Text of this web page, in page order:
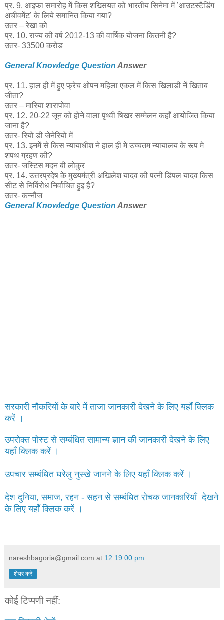
प्र. 9. आइफा समारोह में किस शख्सियत को भारतीय सिनेमा में ’आउटस्टैडिंग
अचीवमेंट’ के लिये समानित किया गया?
उतर – रेखा को
प्र. 10. राज्य की वर्ष 2012-13 की वार्षिक योजना कितनी है?
उतर- 33500 करोड
General Knowledge Question Answer
प्र. 11. हाल ही में हुए फ्रेच ओपन महिला एकल में किस खिलाडी नें खिताब
जीता?
उतर – मारिया शारापोवा
प्र. 12. 20-22 जून को होने वाला पृथ्वी षिखर सम्मेलन कहाँ आयोजित किया
जाना है?
उतर- रियो डी जेनेरियो में
प्र. 13. इनमें से किस न्यायाधीश ने हाल ही मे उच्चतम न्यायालय के रूप मे
शपथ ग्रहण की?
उतर- जस्टिस मदन बी लोकुर
प्र. 14. उत्तरप्रदेष के मुख्यमंत्री अखिलेश यादव की पत्नी डिंपल यादव किस
सीट से निर्विरोध निर्वाचित हुइ है?
उतर- कन्नौज
General Knowledge Question Answer
सरकारी नौकरियों के बारे में ताजा जानकारी देखने के लिए यहाँ क्लिक
करें ।
उपरोक्त पोस्ट से सम्बंधित सामान्य ज्ञान की जानकारी देखने के लिए
यहाँ क्लिक करें ।
उपचार सम्बंधित घरेलु नुस्खे जानने के लिए यहाँ क्लिक करें ।
देश दुनिया, समाज, रहन - सहन से सम्बंधित रोचक जानकारियाँ देखने
के लिए यहाँ क्लिक करें ।
nareshbagoria@gmail.com at 12:19:00 pm
शेयर करें
कोई टिप्पणी नहीं: